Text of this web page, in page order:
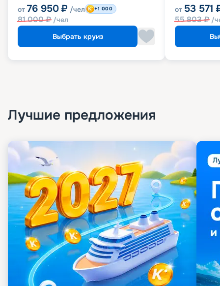
от 76 950 ₽ /чел
81 000₽ /чел
+1 000
Выбрать круиз
от 53 571
55 803₽ /
Лучшие предложения